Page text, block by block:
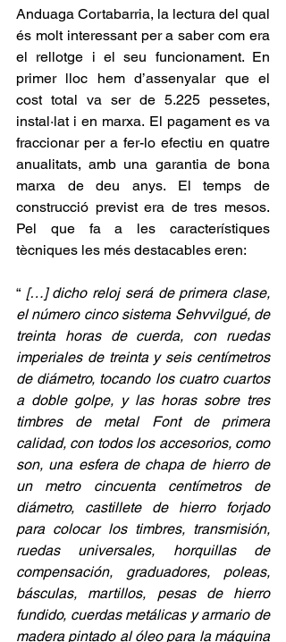
Anduaga Cortabarria, la lectura del qual
és molt interessant per a saber com era
el rellotge i el seu funcionament. En
primer lloc hem d’assenyalar que el
cost total va ser de 5.225 pessetes,
instal·lat i en marxa. El pagament es va
fraccionar per a fer-lo efectiu en quatre
anualitats, amb una garantia de bona
marxa de deu anys. El temps de
construcció previst era de tres mesos.
Pel que fa a les característiques
tècniques les més destacables eren:
“ […] dicho reloj será de primera clase,
el número cinco sistema Sehvvilgué, de
treinta horas de cuerda, con ruedas
imperiales de treinta y seis centímetros
de diámetro, tocando los cuatro cuartos
a doble golpe, y las horas sobre tres
timbres de metal Font de primera
calidad, con todos los accesorios, como
son, una esfera de chapa de hierro de
un metro cincuenta centímetros de
diámetro, castillete de hierro forjado
para colocar los timbres, transmisión,
ruedas universales, horquillas de
compensación, graduadores, poleas,
básculas, martillos, pesas de hierro
fundido, cuerdas metálicas y armario de
madera pintado al óleo para la máquina